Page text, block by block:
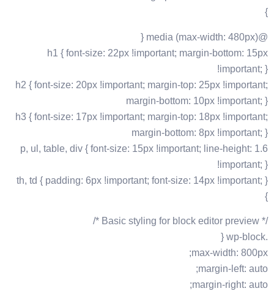
}
@media (max-width: 480px) {
h1 { font-size: 22px !important; margin-bottom: 15px
!important; }
h2 { font-size: 20px !important; margin-top: 25px !important;
margin-bottom: 10px !important; }
h3 { font-size: 17px !important; margin-top: 18px !important;
margin-bottom: 8px !important; }
p, ul, table, div { font-size: 15px !important; line-height: 1.6
!important; }
th, td { padding: 6px !important; font-size: 14px !important; }
}
/* Basic styling for block editor preview */
.wp-block {
max-width: 800px;
margin-left: auto;
margin-right: auto;